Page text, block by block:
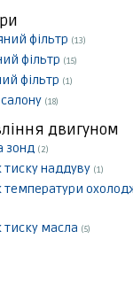
фільтр (13)
фільтр (15)
фільтр (1)
(18)
двигуном
зонд (2)
наддуву (1)
масла (5)